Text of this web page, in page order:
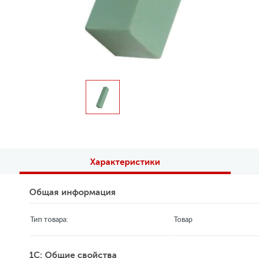
Характеристики
Общая информация
Тип товара: Товар
1C: Общие свойства